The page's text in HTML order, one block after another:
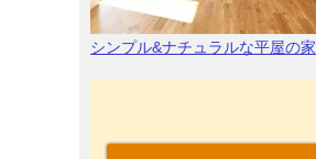
シンプル&ナチュラルな平屋の家